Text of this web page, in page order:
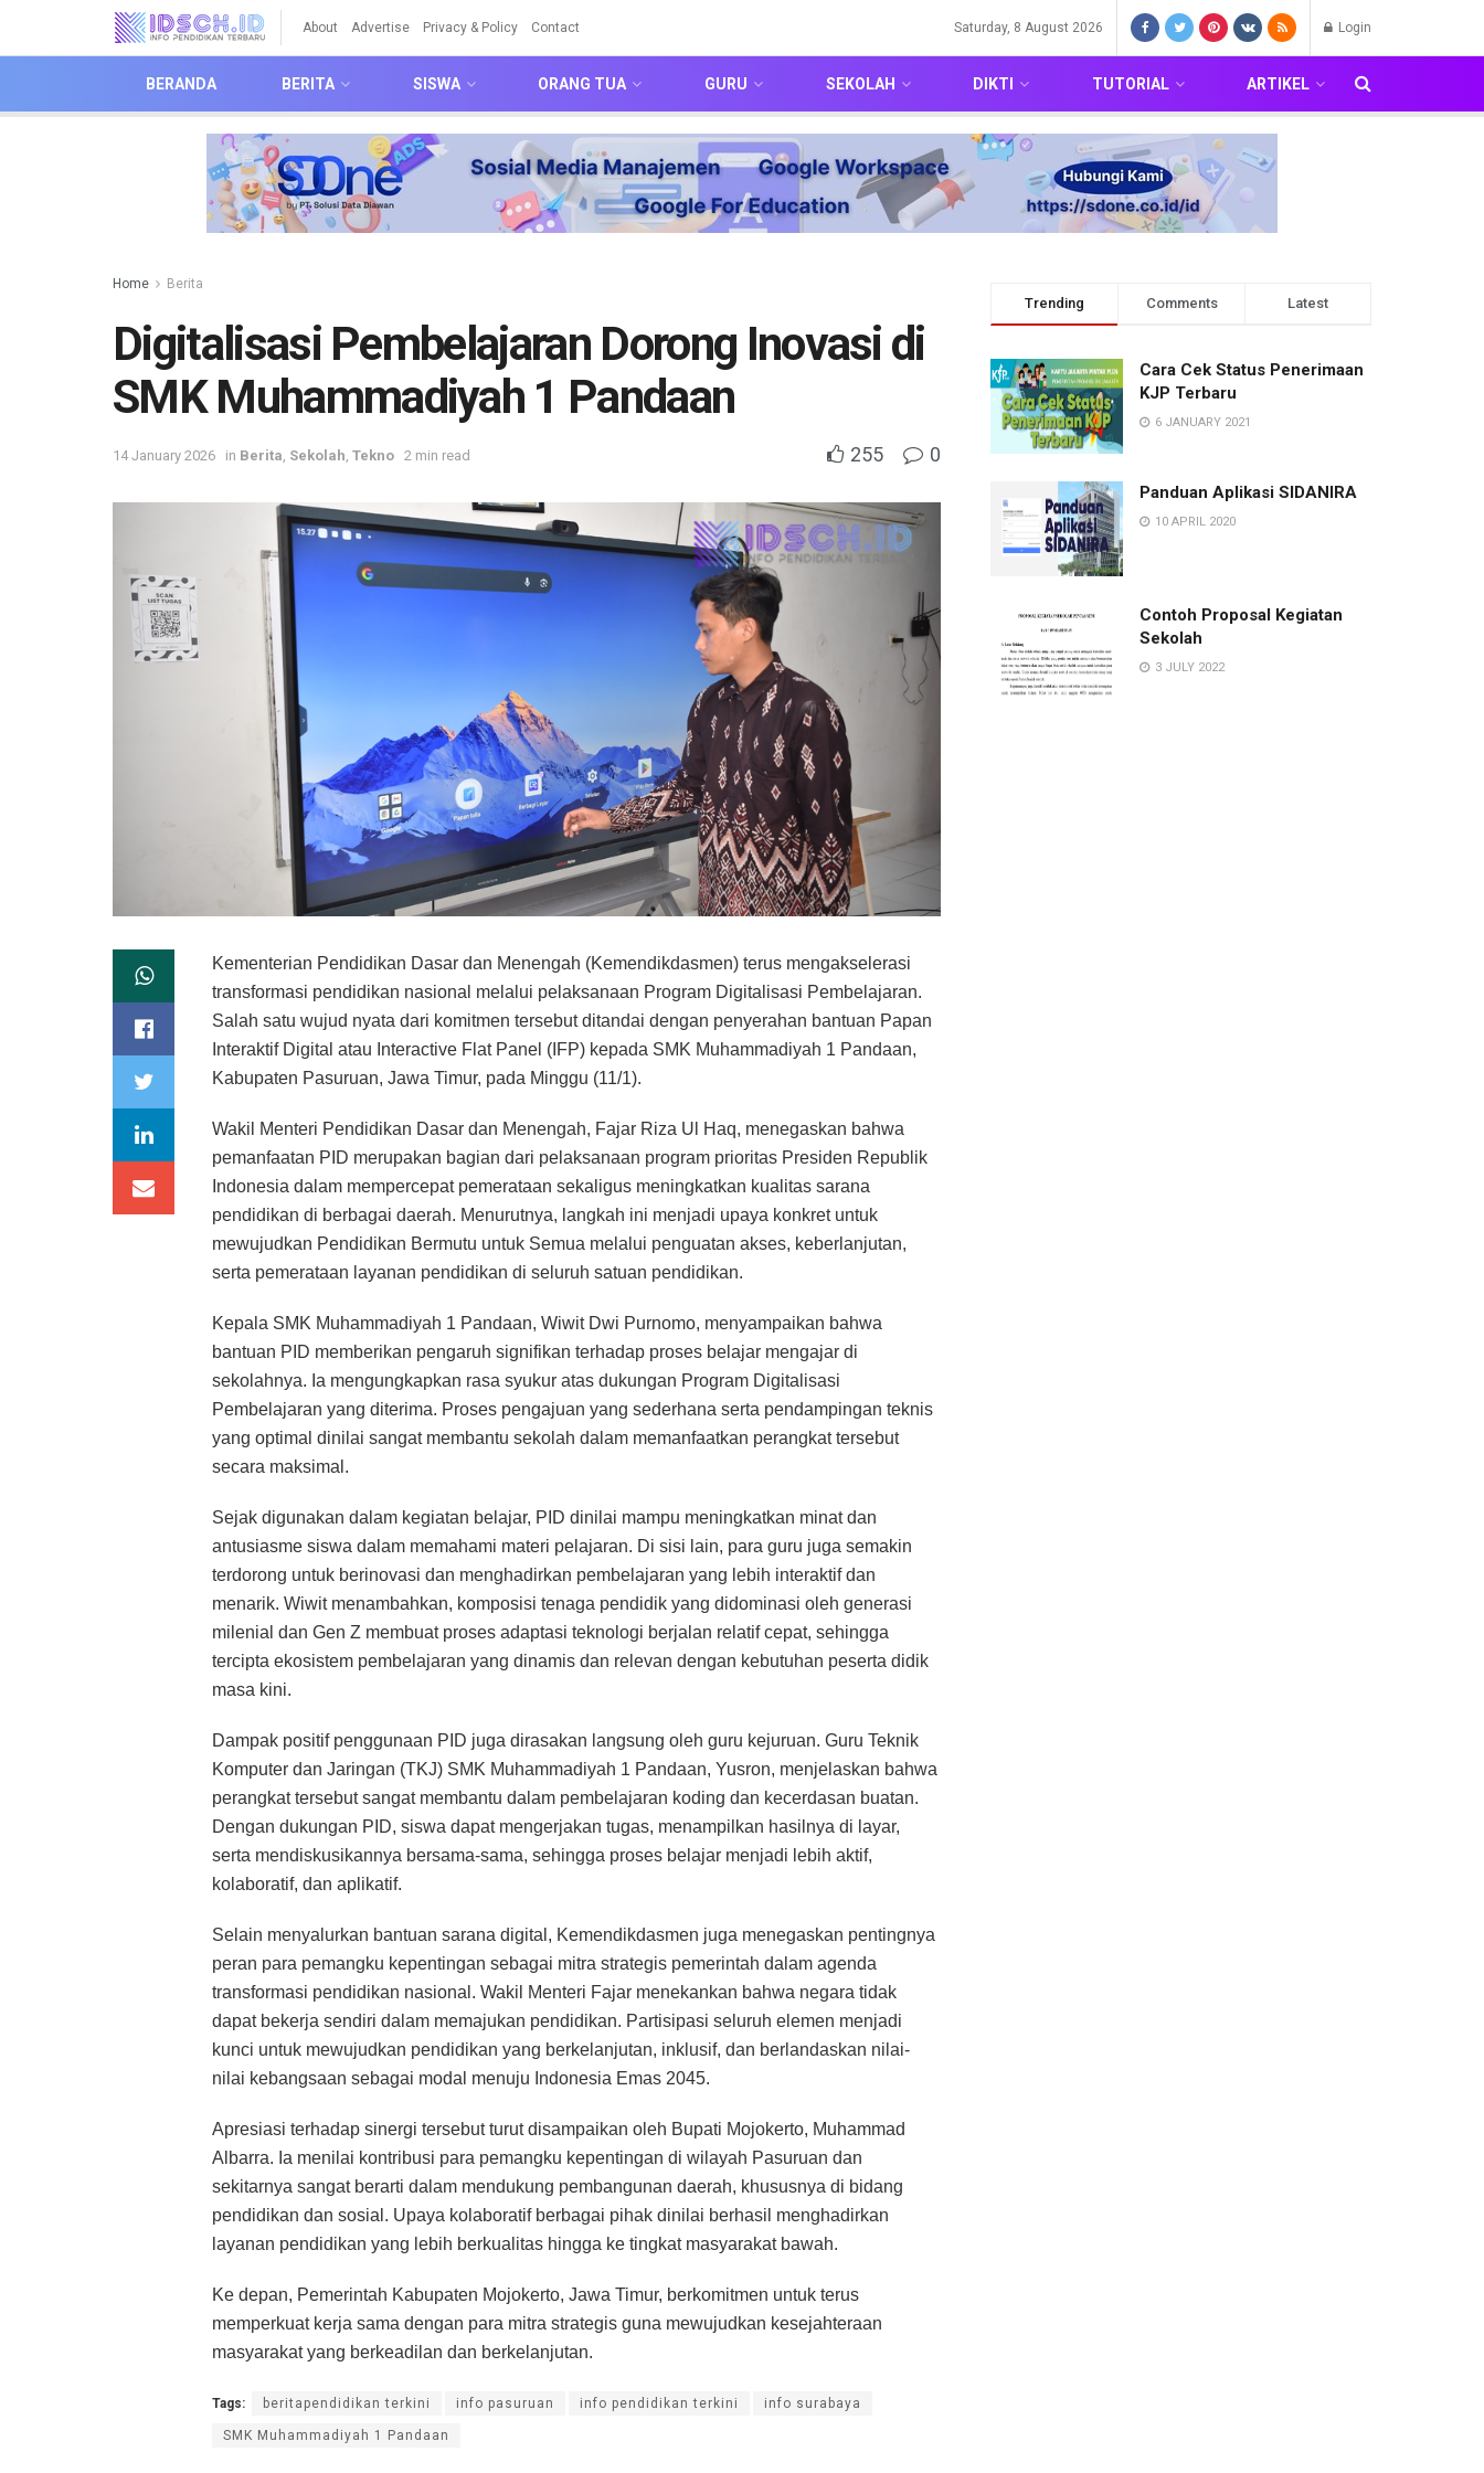
About Advertise Privacy & Policy Contact Saturday, 8 August 2026 Login
BERANDA BERITA SISWA ORANG TUA GURU SEKOLAH DIKTI TUTORIAL ARTIKEL
Home Berita
Digitalisasi Pembelajaran Dorong Inovasi di
SMK Muhammadiyah 1 Pandaan
14 January 2026 in Berita Sekolah Tekno 2 min read 255 0
Kementerian Pendidikan Dasar dan Menengah (Kemendikdasmen) terus mengakselerasi
transformasi pendidikan nasional melalui pelaksanaan Program Digitalisasi Pembelajaran.
Salah satu wujud nyata dari komitmen tersebut ditandai dengan penyerahan bantuan Papan
Interaktif Digital atau Interactive Flat Panel (IFP) kepada SMK Muhammadiyah 1 Pandaan,
Kabupaten Pasuruan, Jawa Timur, pada Minggu (11/1).
Wakil Menteri Pendidikan Dasar dan Menengah, Fajar Riza Ul Haq, menegaskan bahwa
pemanfaatan PID merupakan bagian dari pelaksanaan program prioritas Presiden Republik
Indonesia dalam mempercepat pemerataan sekaligus meningkatkan kualitas sarana
pendidikan di berbagai daerah. Menurutnya, langkah ini menjadi upaya konkret untuk
mewujudkan Pendidikan Bermutu untuk Semua melalui penguatan akses, keberlanjutan,
serta pemerataan layanan pendidikan di seluruh satuan pendidikan.
Kepala SMK Muhammadiyah 1 Pandaan, Wiwit Dwi Purnomo, menyampaikan bahwa
bantuan PID memberikan pengaruh signifikan terhadap proses belajar mengajar di
sekolahnya. Ia mengungkapkan rasa syukur atas dukungan Program Digitalisasi
Pembelajaran yang diterima. Proses pengajuan yang sederhana serta pendampingan teknis
yang optimal dinilai sangat membantu sekolah dalam memanfaatkan perangkat tersebut
secara maksimal.
Sejak digunakan dalam kegiatan belajar, PID dinilai mampu meningkatkan minat dan
antusiasme siswa dalam memahami materi pelajaran. Di sisi lain, para guru juga semakin
terdorong untuk berinovasi dan menghadirkan pembelajaran yang lebih interaktif dan
menarik. Wiwit menambahkan, komposisi tenaga pendidik yang didominasi oleh generasi
milenial dan Gen Z membuat proses adaptasi teknologi berjalan relatif cepat, sehingga
tercipta ekosistem pembelajaran yang dinamis dan relevan dengan kebutuhan peserta didik
masa kini.
Dampak positif penggunaan PID juga dirasakan langsung oleh guru kejuruan. Guru Teknik
Komputer dan Jaringan (TKJ) SMK Muhammadiyah 1 Pandaan, Yusron, menjelaskan bahwa
perangkat tersebut sangat membantu dalam pembelajaran koding dan kecerdasan buatan.
Dengan dukungan PID, siswa dapat mengerjakan tugas, menampilkan hasilnya di layar,
serta mendiskusikannya bersama-sama, sehingga proses belajar menjadi lebih aktif,
kolaboratif, dan aplikatif.
Selain menyalurkan bantuan sarana digital, Kemendikdasmen juga menegaskan pentingnya
peran para pemangku kepentingan sebagai mitra strategis pemerintah dalam agenda
transformasi pendidikan nasional. Wakil Menteri Fajar menekankan bahwa negara tidak
dapat bekerja sendiri dalam memajukan pendidikan. Partisipasi seluruh elemen menjadi
kunci untuk mewujudkan pendidikan yang berkelanjutan, inklusif, dan berlandaskan nilai-
nilai kebangsaan sebagai modal menuju Indonesia Emas 2045.
Apresiasi terhadap sinergi tersebut turut disampaikan oleh Bupati Mojokerto, Muhammad
Albarra. Ia menilai kontribusi para pemangku kepentingan di wilayah Pasuruan dan
sekitarnya sangat berarti dalam mendukung pembangunan daerah, khususnya di bidang
pendidikan dan sosial. Upaya kolaboratif berbagai pihak dinilai berhasil menghadirkan
layanan pendidikan yang lebih berkualitas hingga ke tingkat masyarakat bawah.
Ke depan, Pemerintah Kabupaten Mojokerto, Jawa Timur, berkomitmen untuk terus
memperkuat kerja sama dengan para mitra strategis guna mewujudkan kesejahteraan
masyarakat yang berkeadilan dan berkelanjutan.
Tags: beritapendidikan terkini info pasuruan info pendidikan terkini info surabaya
SMK Muhammadiyah 1 Pandaan
Trending Comments Latest
Cara Cek Status Penerimaan
KJP Terbaru
6 JANUARY 2021
Panduan Aplikasi SIDANIRA
10 APRIL 2020
Contoh Proposal Kegiatan
Sekolah
3 JULY 2022